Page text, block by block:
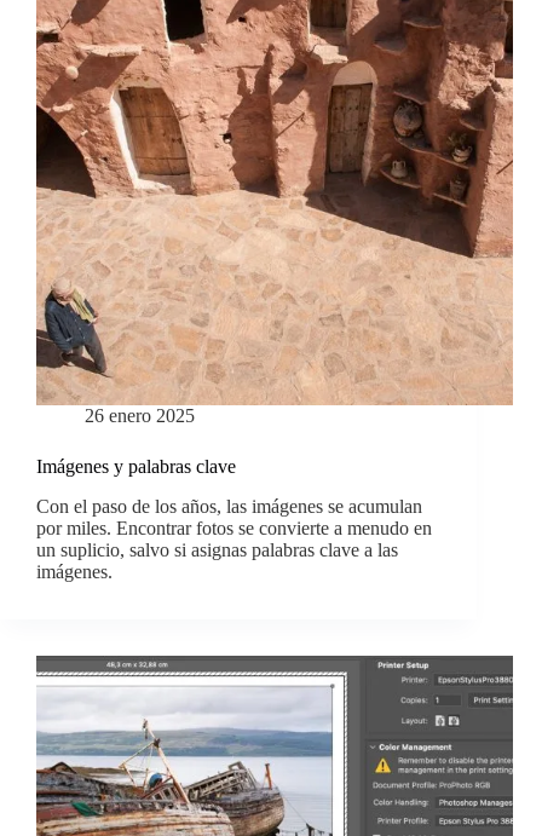
26 enero 2025
Imágenes y palabras clave
Con el paso de los años, las imágenes se acumulan
por miles. Encontrar fotos se convierte a menudo en
un suplicio, salvo si asignas palabras clave a las
imágenes.